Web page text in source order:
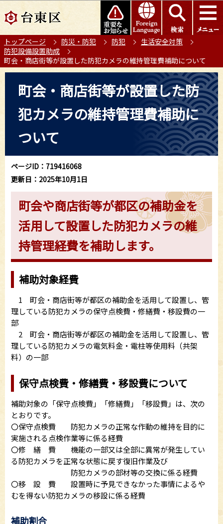
の
ー
ジ
の
このページの本文へ移動
トップページ 防災・防犯 防犯
生活安全対策
防犯設備設置助成
町会・商店街等が設置した防犯カメラの維持管理費補助について
町会・商店街等が設置した防
犯カメラの維持管理費補助に
ついて
ページID：719416068
更新日：2025年10月1日
町会や商店街等が都区の補助金を
活用して設置した防犯カメラの維
持管理経費を補助します。
補助対象経費
1 町会・商店街等が都区の補助金を活用して設置し、管
理している防犯カメラの保守点検費・修繕費・移設費の一
部
2 町会・商店街等が都区の補助金を活用して設置し、管
理している防犯カメラの電気料金・電柱等使用料（共架
料）の一部
保守点検費・修繕費・移設費について
補助対象の「保守点検費」「修繕費」「移設費」は、次の
とおりです。
〇保守点検費 防犯カメラの正常な作動の維持を目的に
実施される点検作業等に係る経費
〇修 繕 費 機能の一部又は全部に異常が発生してい
る防犯カメラを正常な状態に戻す復旧作業及び
防犯カメラの部材等の交換に係る経費
〇移 設 費 設置時に予見できなかった事情によるや
むを得ない防犯カメラの移設に係る経費
補助割合